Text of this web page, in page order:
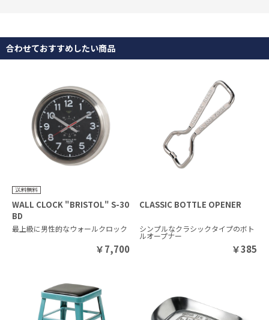
合わせておすすめしたい商品
WALL CLOCK "BRISTOL" S-30
BD
最上級に男性的なウォールクロック
￥7,700
CLASSIC BOTTLE OPENER
シンプルなクラシックタイプのボト
ルオープナー
￥385